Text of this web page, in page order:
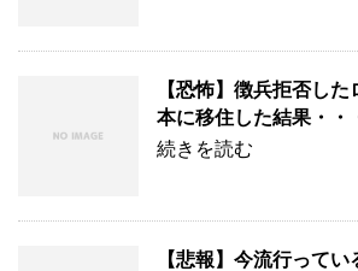
【恐怖】徴兵拒否し
本に移住した結果・・
続きを読む
【悲報】今流行って